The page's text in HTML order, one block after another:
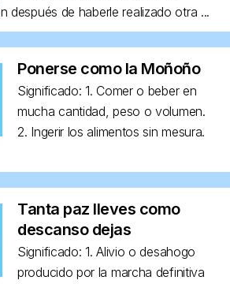
después de haberle realizado otra ...
Ponerse como la Moñoño
Significado: 1. Comer o beber en
mucha cantidad, peso o volumen.
2. Ingerir los alimentos sin mesura.
Tanta paz lleves como
descanso dejas
Significado: 1. Alivio o desahogo
producido por la marcha definitiva